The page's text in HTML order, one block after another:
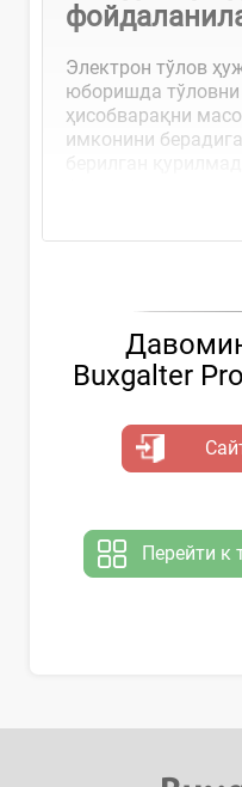
Электрон тўлов
юборишда
ҳисобварақни
имконини
Buxgalter
Перейти к